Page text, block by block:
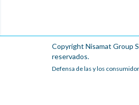
Copyright Nisamat Group
reservados.
Defensa de las y los